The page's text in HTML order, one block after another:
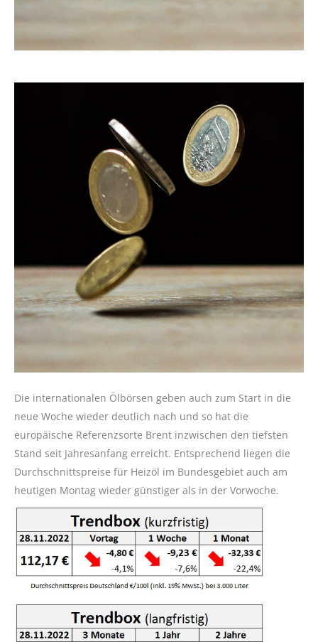
Die internationalen Ölbörsen geben auch zum Start in die
neue Woche wieder deutlich nach und so hat die
europäische Referenzsorte Brent inzwischen den tiefsten
Stand seit Jahresanfang erreicht. Entsprechend liegen die
Durchschnittspreise für Heizöl im Bundesgebiet auch am
heutigen Montag wieder günstiger als in der Vorwoche.